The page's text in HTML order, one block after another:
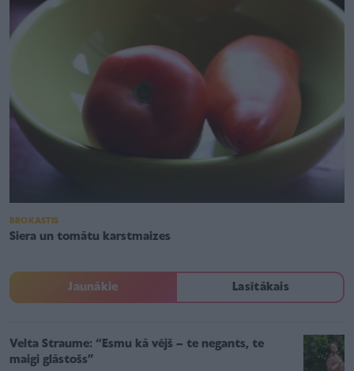
BROKASTIS
Siera un tomātu karstmaizes
Jaunākie Lasītākais
Velta Straume: “Esmu kā vējš – te negants, te
maigi glāstošs”